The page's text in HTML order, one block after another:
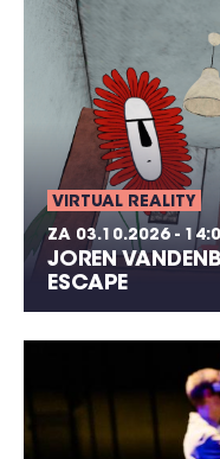
VIRTUAL REALITY
ZA 03.10.2026 -
JOREN
ESCAPE